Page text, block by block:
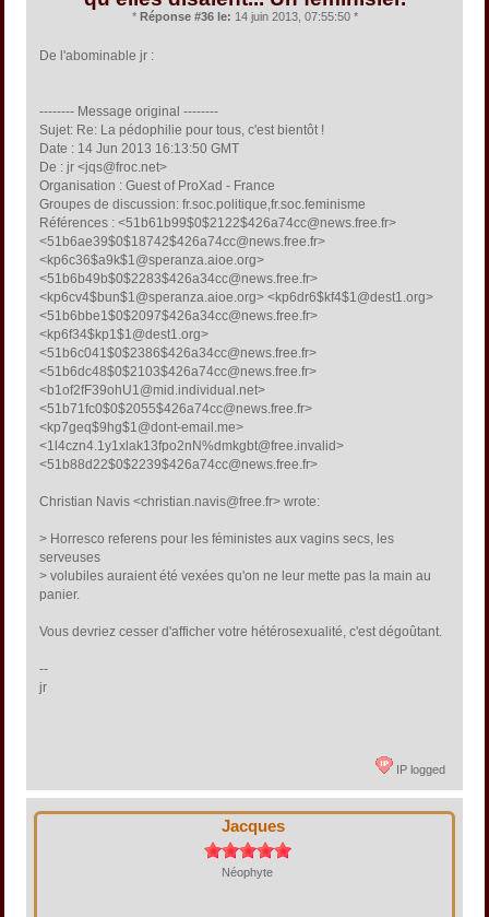
* Réponse #36 le: 14 juin 2013, 07:55:50 *
De l'abominable jr :
-------- Message original --------
Sujet: Re: La pédophilie pour tous, c'est bientôt !
Date : 14 Jun 2013 16:13:50 GMT
De : jr <jqs@froc.net>
Organisation : Guest of ProXad - France
Groupes de discussion: fr.soc.politique,fr.soc.feminisme
Références : <51b61b99$0$2122$426a74cc@news.free.fr>
<51b6ae39$0$18742$426a74cc@news.free.fr>
<kp6c36$a9k$1@speranza.aioe.org>
<51b6b49b$0$2283$426a34cc@news.free.fr>
<kp6cv4$bun$1@speranza.aioe.org> <kp6dr6$kf4$1@dest1.org>
<51b6bbe1$0$2097$426a34cc@news.free.fr>
<kp6f34$kp1$1@dest1.org>
<51b6c041$0$2386$426a34cc@news.free.fr>
<51b6dc48$0$2103$426a74cc@news.free.fr>
<b1of2fF39ohU1@mid.individual.net>
<51b71fc0$0$2055$426a74cc@news.free.fr>
<kp7geq$9hg$1@dont-email.me>
<1l4czn4.1y1xlak13fpo2nN%dmkgbt@free.invalid>
<51b88d22$0$2239$426a74cc@news.free.fr>
Christian Navis <christian.navis@free.fr> wrote:
> Horresco referens pour les féministes aux vagins secs, les
serveuses
> volubiles auraient été vexées qu'on ne leur mette pas la main au
panier.
Vous devriez cesser d'afficher votre hétérosexualité, c'est dégoûtant.
--
jr
IP logged
Jacques
Néophyte